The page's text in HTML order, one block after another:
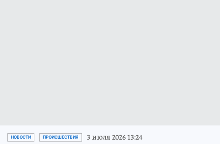
НОВОСТИ ПРОИСШЕСТВИЯ 3 июля 2026 13:24